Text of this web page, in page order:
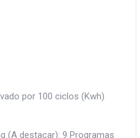
por 100 ciclos (Kwh)
(A destacar): 9 Programas